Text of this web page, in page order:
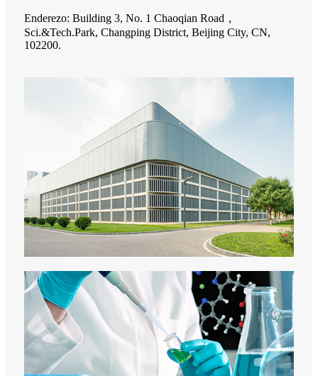
Enderezo: Building 3, No. 1 Chaoqian Road，
Sci.&Tech.Park, Changping District, Beijing City, CN,
102200.